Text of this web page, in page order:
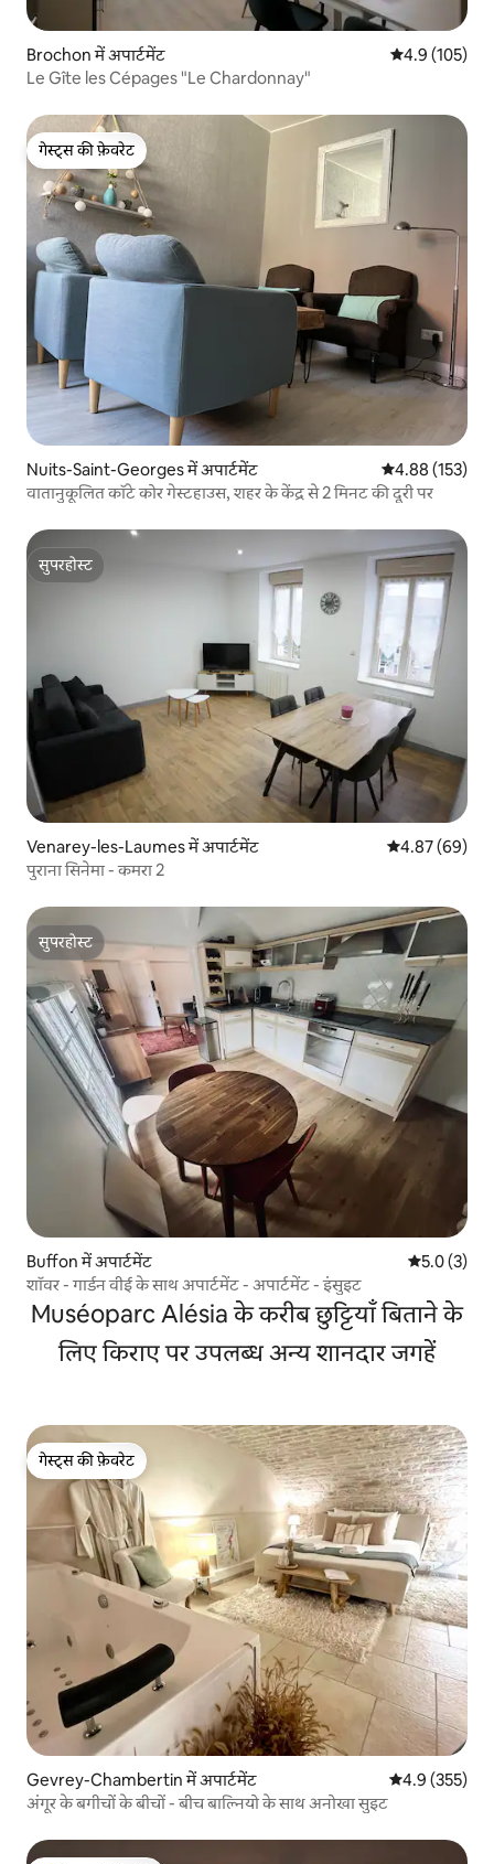
Brochon में अपार्टमेंट औसत रेटिंग 5 में
4.9 (105)
Le Gîte les Cépages "Le Chardonnay"
गेस्ट्स की फ़ेवरेट
गेस्ट्स की फ़ेवरेट
Nuits-Saint-Georges में अपार्टमेंट औसत रेटिंग 5 में से
4.88 (153)
वातानुकूलित कॉटे कोर गेस्टहाउस, शहर के केंद्र से 2 मिनट की दूरी पर
सुपरहोस्ट
सुपरहोस्ट
Venarey-les-Laumes में अपार्टमेंट औसत रेटिंग 5 में
4.87 (69)
पुराना सिनेमा - कमरा 2
सुपरहोस्ट
सुपरहोस्ट
Buffon में अपार्टमेंट औसत रेटिंग 5
5.0 (3)
शॉवर - गार्डन वीई के साथ अपार्टमेंट - अपार्टमेंट - इंसुइट
Muséoparc Alésia के करीब छुट्टियाँ बिताने के
लिए किराए पर उपलब्ध अन्य शानदार जगहें
गेस्ट्स की फ़ेवरेट
गेस्ट्स की फ़ेवरेट
Gevrey-Chambertin में अपार्टमेंट औसत रेटिंग 5 में
4.9 (355)
अंगूर के बगीचों के बीचों - बीच बाल्नियो के साथ अनोखा सुइट